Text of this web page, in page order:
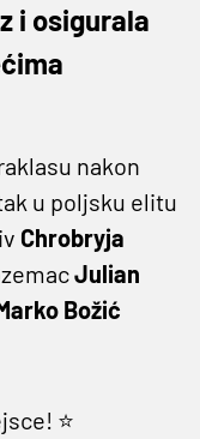
i osigurala
nakon
u poljsku elitu
Chrobryja
Julian
Božić
⭐️